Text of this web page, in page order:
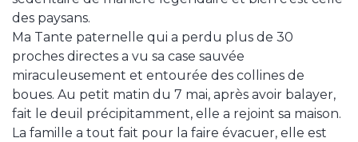
des paysans.
Ma Tante paternelle qui a perdu plus de 30
proches directes a vu sa case sauvée
miraculeusement et entourée des collines de
boues. Au petit matin du 7 mai, après avoir balayer,
fait le deuil précipitamment, elle a rejoint sa maison.
La famille a tout fait pour la faire évacuer, elle est